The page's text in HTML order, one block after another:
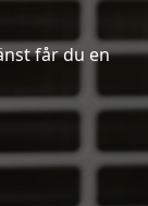
får du en